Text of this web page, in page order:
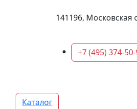
141196, Московская
+7 (495) 374-
Каталог